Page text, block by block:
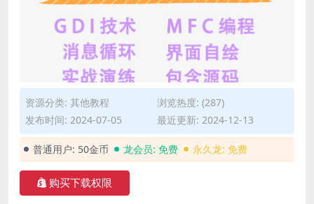
资源分类: 其他教程
浏览热度: (287)
发布时间: 2024-07-05
最近更新: 2024-12-13
普通用户: 50金币 龙会员: 免费 永久龙: 免费
购买下载权限